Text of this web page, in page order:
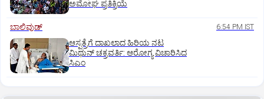
ಅಮೋಘ ಪ್ರತಿಕ್ರಿಯೆ
ಬಾಲಿವುಡ್‌ 6:54 PM IST
ಆಸ್ಪತ್ರೆಗೆ ದಾಖಲಾದ ಹಿರಿಯ ನಟ
ಮಿಥುನ್ ಚಕ್ರವರ್ತಿ: ಆರೋಗ್ಯ ವಿಚಾರಿಸಿದ
ಸಿಎಂ